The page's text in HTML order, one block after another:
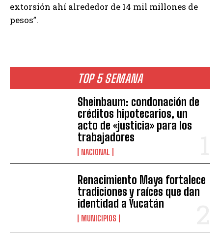
TOP 5 SEMANA
Sheinbaum: condonación de
créditos hipotecarios, un
acto de «justicia» para los
trabajadores
NACIONAL
Renacimiento Maya fortalece
tradiciones y raíces que dan
identidad a Yucatán
MUNICIPIOS
extorsión ahí alrededor de 14 mil millones de
pesos”.